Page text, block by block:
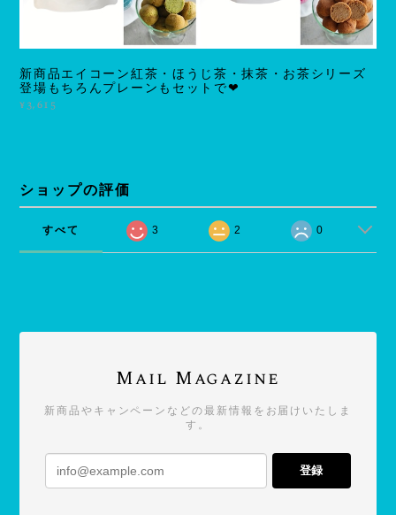
新商品エイコーン紅茶・ほうじ茶・抹茶・お茶シリーズ
登場もちろんプレーンもセットで❤
¥3,615
ショップの評価
すべて 3 2 0
Mail Magazine
新商品やキャンペーンなどの最新情報をお届けいたしま
す。
登録